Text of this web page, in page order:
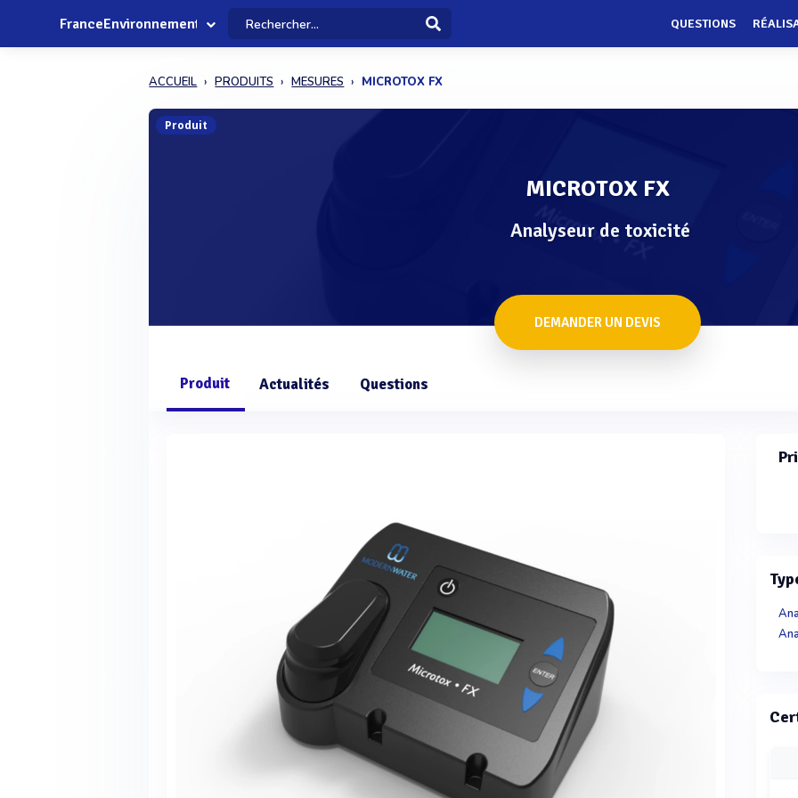
FranceEnvironnement QUESTIONS
ACCUEIL PRODUITS MESURES MICROTOX FX
Produit
MICROTOX FX
Analyseur de toxicité
DEMANDER UN DEVIS
Produit Actualités Questions